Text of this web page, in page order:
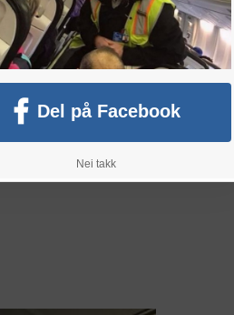
Del på Facebook
Nei takk